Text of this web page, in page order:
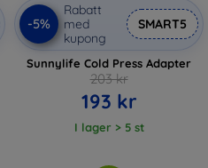
-5%
Rabatt
med
kupong
SMART5
Sunnylife Cold Press Adapter
203 kr
193 kr
I lager > 5 st